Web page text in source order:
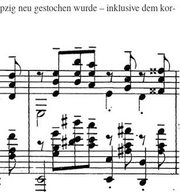
neu ge­sto­chen wurde – in­klu­si­ve dem kor­